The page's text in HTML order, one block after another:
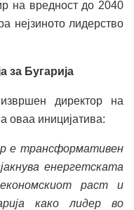
на вредност до 2040
нејзиното лидерство
за Бугарија
директор на
оваа иницијатива:
е трансформативен
енергетската
раст и
како лидер во